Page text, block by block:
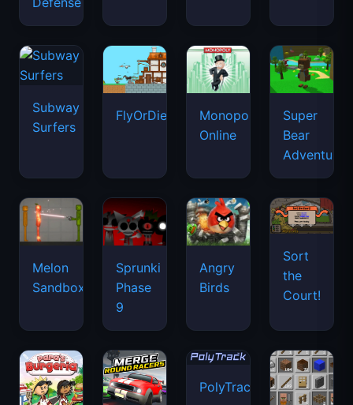
Subway
Surfers
FlyOrDie.io
Monopoly
Online
Super
Bear
Adventure
Melon
Sandbox
Sprunki
Phase
9
Angry
Birds
Sort
the
Court!
PolyTrack